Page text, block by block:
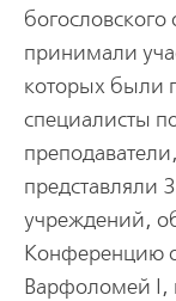
принимали
которых были
специалисты
представляли
учреждений,
Конференцию
Варфоломей I,